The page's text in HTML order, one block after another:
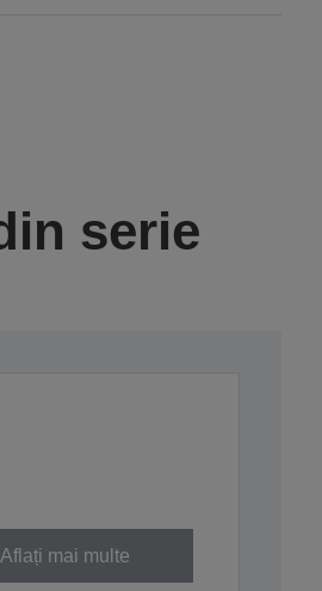
serie
Aflați mai multe